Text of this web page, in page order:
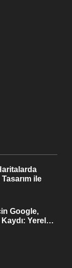
ile
Google,
Yerel…